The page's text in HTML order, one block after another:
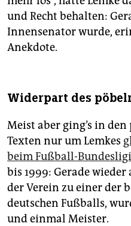
und Recht behalten:
Innensenator wurde,
Anekdote.
Widerpart des
Meist aber ging’s in
Texten nur um Lemkes
beim Fußball-
bis 1999: Gerade
der Verein zu einer der
deutschen Fußballs,
und einmal Meister.